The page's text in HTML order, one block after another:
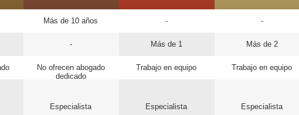
Más de 10 años
-
No ofrecen abogado
dedicado
Especialista
-
Más de 1
Trabajo en equipo
Especialista
-
Más de 2
Trabajo en equipo
Especialista